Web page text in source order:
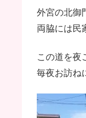
外宮の北御
両脇には民
この道を夜
毎夜お訪ね